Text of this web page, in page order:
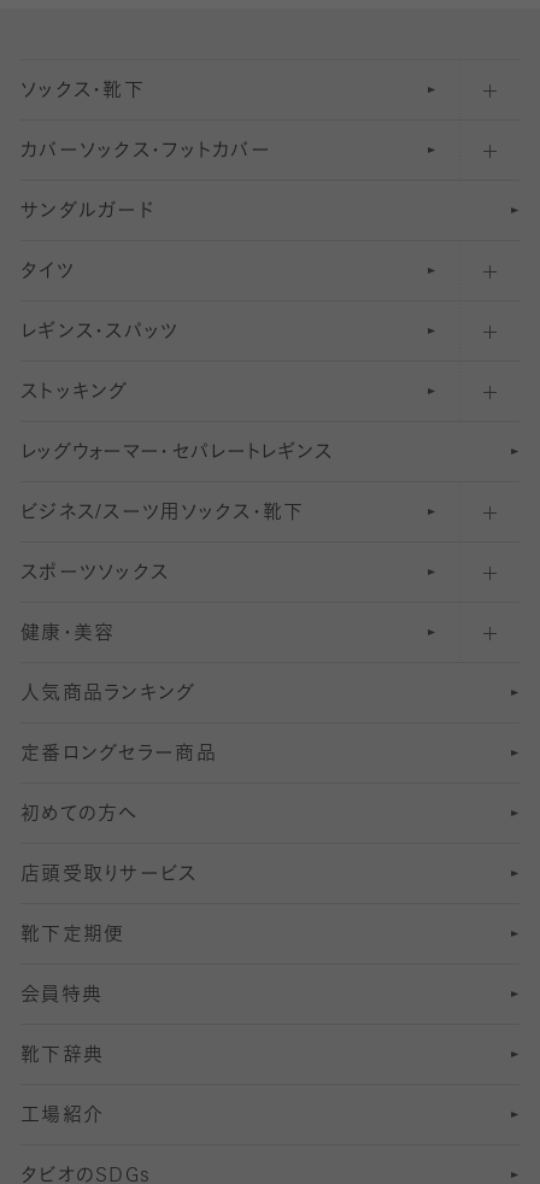
ソックス・靴下
五本指ソックス・靴下
足袋ソックス・靴下
無地・プレーンソックス・靴下
柄ソックス・靴下
スニーカー（くるぶし）用ソックス
アンクル・ショートソックス（くるぶし上）
クルーソックス（ふくらはぎ下）
ハイソックス
オーバーニー・ニーハイソックス
カバーソックス・フットカバー
フットカバー・カバーソックス（深め）
フットカバー・カバーソックス（ふつう）
フットカバー・カバーソックス（浅め）
サンダルガード
タイツ
30デニール以下のタイツ（薄手タイツ）
31〜40デニールタイツ
41〜60デニールタイツ
61〜80デニールタイツ
81 〜110デニールタイツ
111〜210デニールタイツ
211デニールタイツ以上（防寒・厚手タイツ）
レギンス・スパッツ
柄レギンス
無地レギンス
レギンスパンツ（レギパン）
マタニティレギンス
5 分丈
6 分丈レギンス
7 分丈 レギンス
8分丈 レギンス
10分丈 レギンス
12分丈レギンス
13分丈レギンス
ストッキング
伝線しにくいストッキング
ショートストッキング
結婚式用ストッキング
美脚ストッキング
オールスルーストッキング
レッ グ ウォー マー ・ セパレー ト レ ギンス
ビジネス/スーツ用 ソックス・靴下
匠シリーズ
フレッシャーズ向けソックス・靴下
冠婚葬祭向けソックス・靴下
スーツカジュアルソックス・靴下
ロングホーズ
スポーツソックス
ランニングソックス・靴下
ゴルフソックス・靴下
サッカー・フットサル用ソックス
ヨガソックス・靴下
スポーツ用レッグウォーマー
SSサイズ（21～23cm）
Sサイズ（22～25cm）
Mサイズ（25～27cm）
Lサイズ（27～29cm）
健康・美容
インナーソックス
加圧・着圧ソックス
冷えとり靴下
着圧・加圧タイツ
むくみ対策
足の疲れ対策
足の臭い対策
冷え対策
靴ずれ対策
人気商品ランキング
定番ロングセラー商品
初めての方へ
店頭受取りサービス
靴下定期便
会員特典
靴下辞典
工場紹介
タビオのSDGs